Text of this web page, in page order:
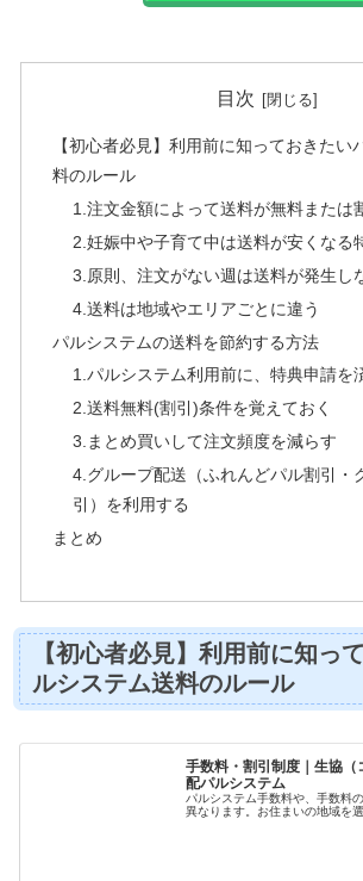
目次
【初心者必見】利用前に知っておきたい
料のルール
1.注文金額によって送料が無料または
2.妊娠中や子育て中は送料が安くなる
3.原則、注文がない週は送料が発生し
4.送料は地域やエリアごとに違う
パルシステムの送料を節約する方法
1.パルシステム利用前に、特典申請を
2.送料無料(割引)条件を覚えておく
3.まとめ買いして注文頻度を減らす
4.グループ配送（ふれんどパル割引・
引）を利用する
まとめ
【初心者必見】利用前に知っ
ルシステム送料のルール
手数料・割引制度｜生協（
配パルシステム
パルシステム手数料や、手数料
異なります。お住まいの地域を